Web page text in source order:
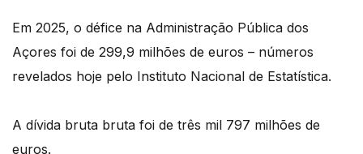
Em 2025, o défice na Administração Pública dos
Açores foi de 299,9 milhões de euros – números
revelados hoje pelo Instituto Nacional de Estatística.
A dívida bruta bruta foi de três mil 797 milhões de
euros.